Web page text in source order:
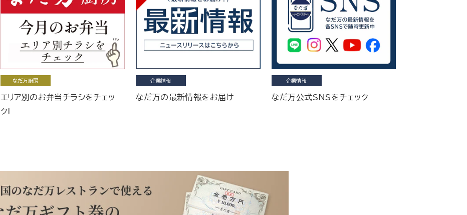
なだ万厨房
エリア別のお弁当チラシをチェッ
ク!
企業情報
なだ万の最新情報をお届け
企業情報
なだ万公式SNSをチェック